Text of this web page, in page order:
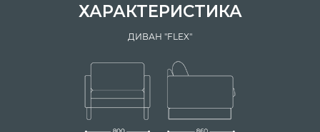
ХАРАКТЕРИСТИКА
ДИВАН "FLEX"